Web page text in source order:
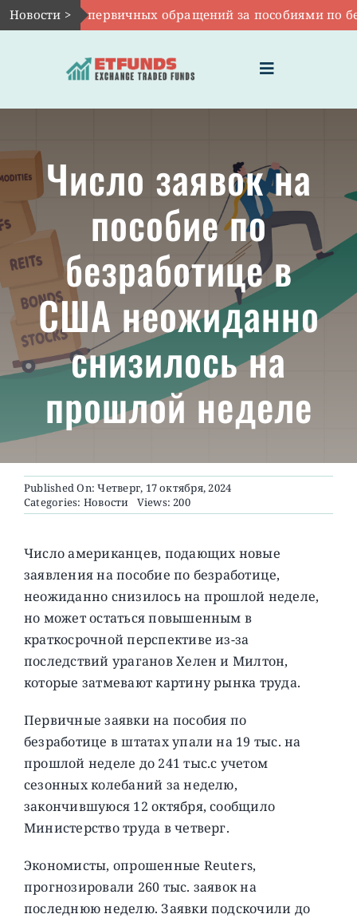
Skip
to
Новости >
6:Число первичных обращений за пособиями по
Toggle
Navigation
ЧТО ТАКОЕ ETF
ИНВЕСТИЦИИ В ETF
ТЕМАТИЧЕСКИЕ ETF
АКТУАЛЬНЫЕ
О ПРОЕКТЕ
Число заявок на
пособие по
безработице в
США неожиданно
снизилось на
прошлой неделе
Published On: Четверг, 17 октября, 2024
Categories: Новости Views: 200
Число американцев, подающих новые
заявления на пособие по безработице,
неожиданно снизилось на прошлой неделе,
но может остаться повышенным в
краткосрочной перспективе из-за
последствий ураганов Хелен и Милтон,
которые затмевают картину рынка труда.
Первичные заявки на пособия по
безработице в штатах упали на 19 тыс. на
прошлой неделе до 241 тыс.с учетом
сезонных колебаний за неделю,
закончившуюся 12 октября, сообщило
Министерство труда в четверг.
Экономисты, опрошенные Reuters,
прогнозировали 260 тыс. заявок на
последнюю неделю. Заявки подскочили до